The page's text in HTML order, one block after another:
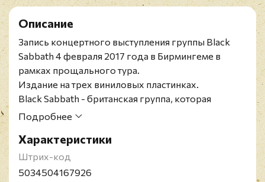
Описание
Запись концертного выступления группы Black
Sabbath 4 февраля 2017 года в Бирмингеме в
рамках прощального тура.
Издание на трех виниловых пластинках.
Black Sabbath - британская группа, которая
считается прародителем музыкального стиля
развитие рок-музыки. Коллектив группы
образовался в Великобритании в 1969 году. В
оригинальный состав группы входили: вокалист -
Подробнее
Характеристики
Штрих-код
5034504167926